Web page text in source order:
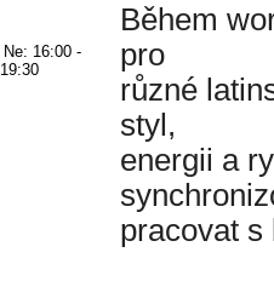
Ne: 16:00 -
19:30
Během
pro
různé
styl,
energii a
pracovat s